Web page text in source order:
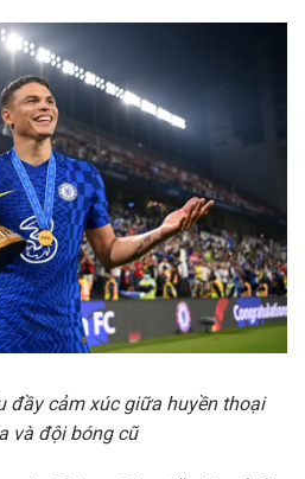
đầy cảm xúc giữa huyền thoại
và đội bóng cũ